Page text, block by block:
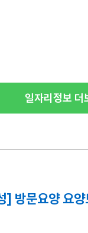
일자리정보 더
방문요양 요양